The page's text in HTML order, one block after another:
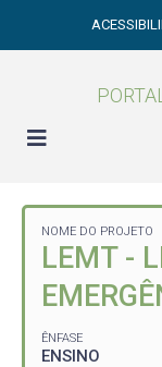
NOME DO PROJETO
LEMT -
ÊNFASE
ENSINO